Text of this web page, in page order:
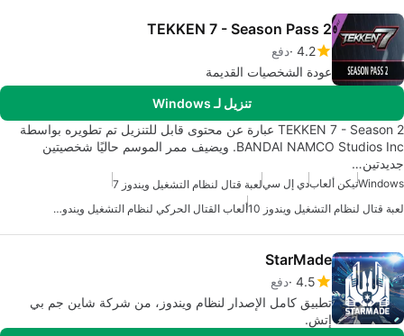
TEKKEN 7 - Season Pass 2
4.2 دفع
عودة الشخصيات القديمة
تنزيل لـ Windows
TEKKEN 7 - Season 2 عبارة عن محتوى قابل للتنزيل تم تطويره بواسطة
BANDAI NAMCO Studios Inc. ويضيف ممر الموسم حاليًا شخصيتين
جديدتين…
Windowsتيكن ألعابدي إل سيلعبة قتال لنظام التشغيل ويندوز 7
لعبة قتال لنظام التشغيل ويندوز 10
ألعاب القتال الحركي لنظام التشغيل ويندوز 7
StarMade
4.5 دفع
تطبيق كامل الإصدار لنظام ويندوز، من شركة شاين جم بي
إتش.